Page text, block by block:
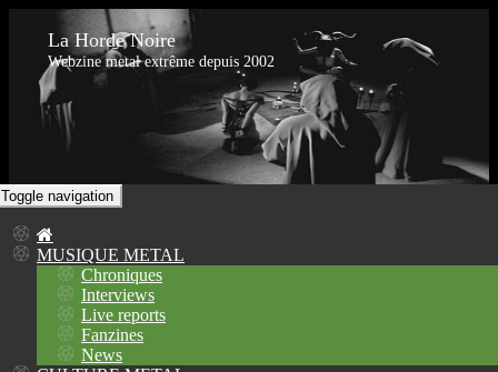
La Horde Noire
Webzine metal extrême depuis 2002
Toggle navigation
MUSIQUE METAL
Chroniques
Interviews
Live reports
Fanzines
News